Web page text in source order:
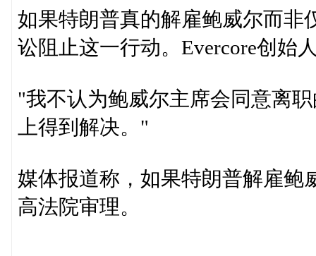
如果特朗普真的解雇鲍威尔而非
讼阻止这一行动。Evercore创始
"我不认为鲍威尔主席会同意离
上得到解决。"
媒体报道称，如果特朗普解雇鲍
高法院审理。